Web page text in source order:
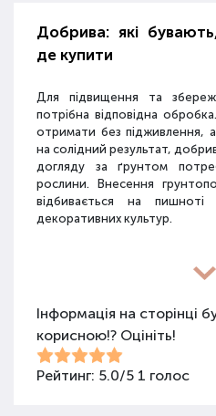
Добрива: які
де купити
Для підвищення та
потрібна відповідна
отримати без підживлення,
на солідний результат,
догляду за ґрунтом
рослини. Внесення
відбивається на пишноті
декоративних культур.
Різновиди
Для покращення
використовуються різні
добрива, органічні
Інформація на сторінці
корисною!? Оцініть!
Рейтинг: 5.0/5 1 голос